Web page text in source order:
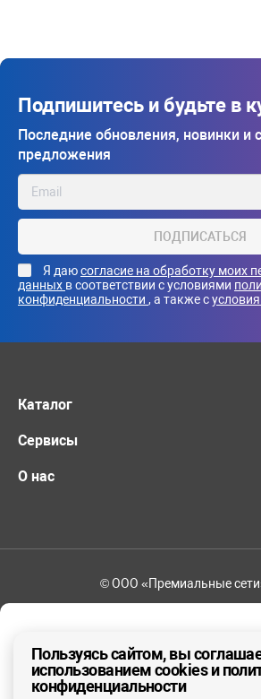
ДА, ВЕРНО
Подпишитесь и будьте в
Последние обновления, новинки и
предложения
ПОДПИСАТЬСЯ
Я даюсогласие на обработку моих
данных в соответствии с условиями
конфиденциальности , а также с
Каталог
Сервисы
О нас
© ООО «Премиальные
Пользуясь сайтом, вы
использованием cookies и
конфиденциальности